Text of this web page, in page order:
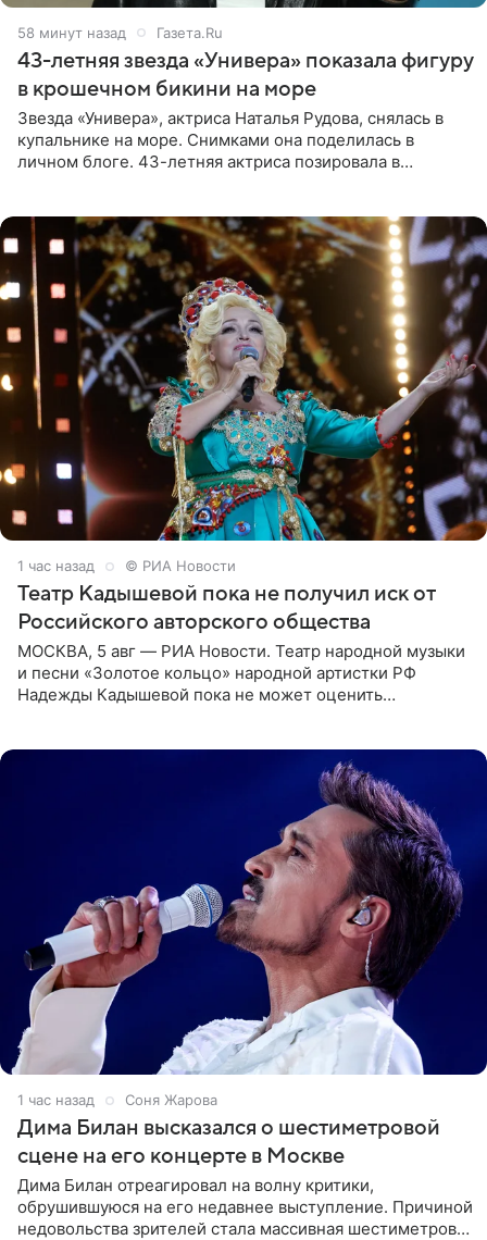
58 минут назад Газета.Ru
43-летняя звезда «Универа» показала фигуру
в крошечном бикини на море
Звезда «Универа», актриса Наталья Рудова, снялась в
купальнике на море. Снимками она поделилась в
личном блоге. 43-летняя актриса позировала в
1 час назад © РИА Новости
Театр Кадышевой пока не получил иск от
Российского авторского общества
МОСКВА, 5 авг — РИА Новости. Театр народной музыки
и песни «Золотое кольцо» народной артистки РФ
Надежды Кадышевой пока не может оценить
1 час назад Соня Жарова
Дима Билан высказался о шестиметровой
сцене на его концерте в Москве
Дима Билан отреагировал на волну критики,
обрушившуюся на его недавнее выступление. Причиной
недовольства зрителей стала массивная шестиметровая